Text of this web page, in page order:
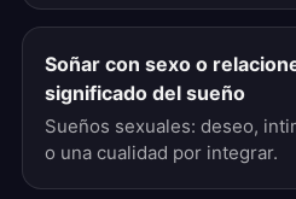
Soñar con sexo o
significado del sueño
Sueños sexuales: deseo,
o una cualidad por integrar.